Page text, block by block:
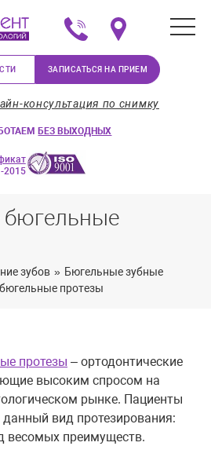
+375 (29) 623-72-37
Мы на карте в
ЗАПИСАТЬСЯ НА ПРИЕМ
консультация по снимку
2015
БЕЗ ВЫХОДНЫХ
зубов » Бюгельные зубные
протезы
протезы – ортодонтические
высоким спросом на
рынке. Пациенты
вид протезирования:
весомых преимуществ.